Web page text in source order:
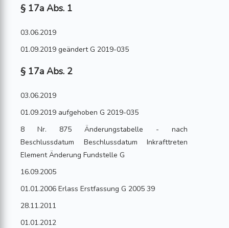
§ 17a Abs. 1
03.06.2019
01.09.2019 geändert G 2019-035
§ 17a Abs. 2
03.06.2019
01.09.2019 aufgehoben G 2019-035
8 Nr. 875 Änderungstabelle - nach
Beschlussdatum Beschlussdatum Inkrafttreten
Element Änderung Fundstelle G
16.09.2005
01.01.2006 Erlass Erstfassung G 2005 39
28.11.2011
01.01.2012